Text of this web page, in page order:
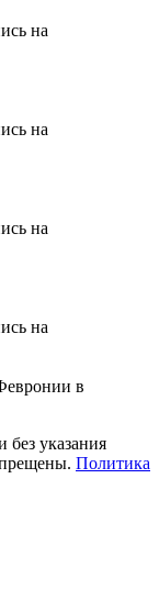
на
на
на
на
в
указания
Политика